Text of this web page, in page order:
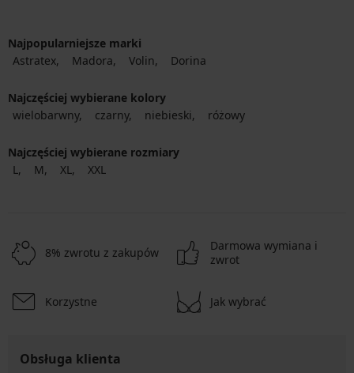
Najpopularniejsze marki
Astratex
Madora Volin Dorina
Najczęściej wybierane kolory
wielobarwny
czarny niebieski różowy
Najczęściej wybierane rozmiary
L
M XL XXL
8% zwrotu z zakupów
Darmowa wymiana i
zwrot
Korzystne Jak wybrać
Obsługa klienta